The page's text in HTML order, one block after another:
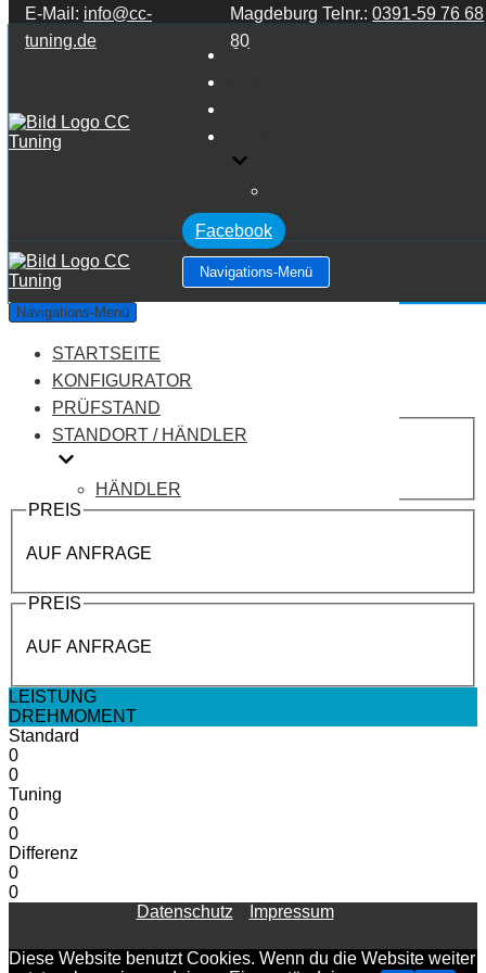
Zum Inhalt springen
E-Mail: info@cc-
tuning.de
Magdeburg Telnr.:0391-59 76 68
80
STARTSEITE
Facebook
Navigations-Menü
Navigations-Menü
STARTSEITE
KONFIGURATOR
PRÜFSTAND
STANDORT / HÄNDLER
HÄNDLER
Audi Q7 4M MK2 50 TDI
Leistung:286 PS
Drehmoment: 620 NM
Motortyp:Diesel
PREIS
AUF ANFRAGE
PREIS
AUF ANFRAGE
PREIS
AUF ANFRAGE
LEISTUNG
DREHMOMENT
Standard
0
0
Tuning
0
0
Differenz
0
0
Datenschutz
Impressum
Diese Website benutzt Cookies. Wenn du die Website weiter